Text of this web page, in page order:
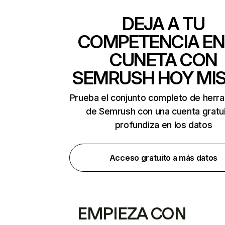
DEJA A TU
COMPETENCIA
CUNETA CON
SEMRUSH HOY
Prueba el conjunto completo de
de Semrush con una cuenta
profundiza en los datos
Acceso gratuito a más datos
EMPIEZA CON